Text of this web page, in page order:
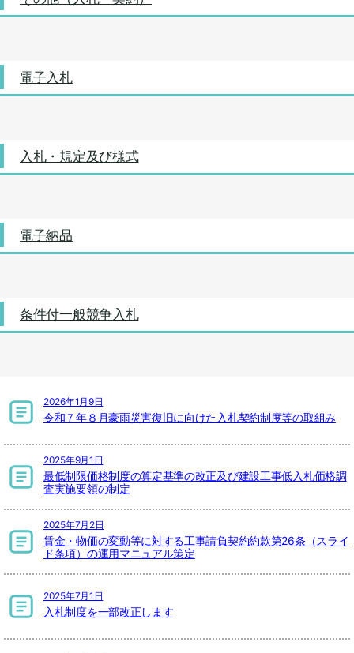
電子入札
入札・規定及び様式
電子納品
条件付一般競争入札
2026年1月9日
令和７年８月豪雨災害復旧に向けた入札契約制度等の取組み
2025年9月1日
最低制限価格制度の算定基準の改正及び建設工事低入札価格調
査実施要領の制定
2025年7月2日
賃金・物価の変動等に対する工事請負契約約款第26条（スライ
ド条項）の運用マニュアル策定
2025年7月1日
入札制度を一部改正します